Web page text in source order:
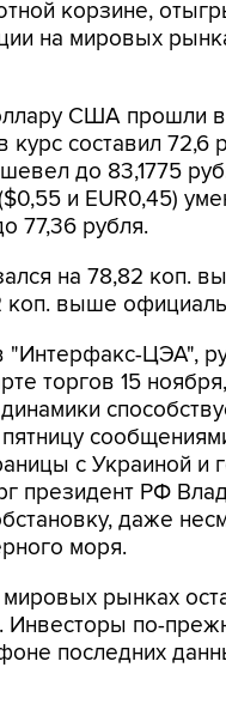
корзине,
на мировых
США прошли в
курс составил
до 83,1775
и EUR0,45)
77,36 рубля.
на 78,82 коп.
коп. выше
ЦЭА",
торгов 15
с Украиной
президент РФ
даже
моря.
рынках
по-
последних